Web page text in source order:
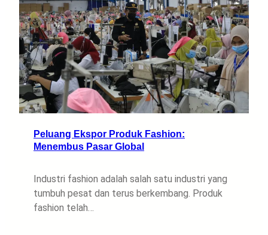
Peluang Ekspor Produk Fashion:
Menembus Pasar Global
Industri fashion adalah salah satu industri yang
tumbuh pesat dan terus berkembang. Produk
fashion telah…